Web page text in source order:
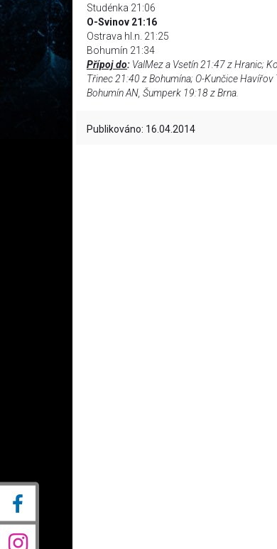
Studénka 21:06
O-Svinov 21:16
Ostrava hl.n. 21:25
Bohumín 21:34
Přípoj do: ValMez a Vsetín 21:47 z Hranic;
Třinec 21:40 z Bohumína; O-Kunčice
Bohumín AN, Šumperk 19:18 z Brna.
Publikováno: 16.04.2014